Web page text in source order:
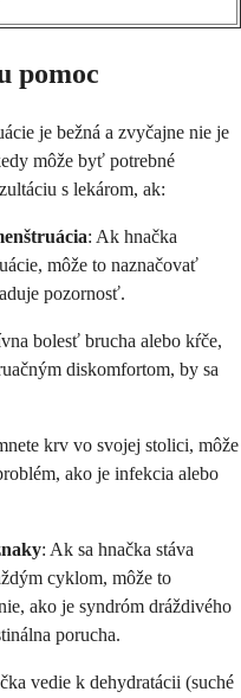
pomoc
je bežná a zvyčajne nie je
môže byť potrebné
s lekárom, ak:
: Ak hnačka
môže to naznačovať
pozornosť.
bolesť brucha alebo kŕče,
diskomfortom, by sa
krv vo svojej stolici, môže
ako je infekcia alebo
: Ak sa hnačka stáva
cyklom, môže to
ako je syndróm dráždivého
porucha.
vedie k dehydratácii (suché